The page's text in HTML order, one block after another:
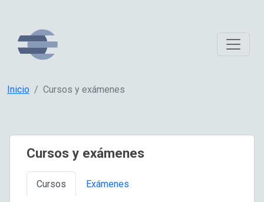
Inicio Cursos y exámenes
Cursos y exámenes
Cursos Exámenes